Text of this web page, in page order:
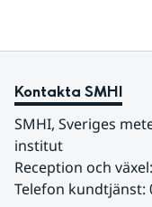
Kontakta SMHI
SMHI, Sveriges
institut
Reception och
Telefon kundtjänst: